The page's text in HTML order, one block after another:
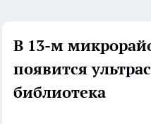
В 13-м
появится
библиотека